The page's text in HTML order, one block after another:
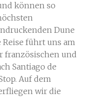
können so
Dune
führt uns am
französischen und
Santiago de
Auf dem
wir die